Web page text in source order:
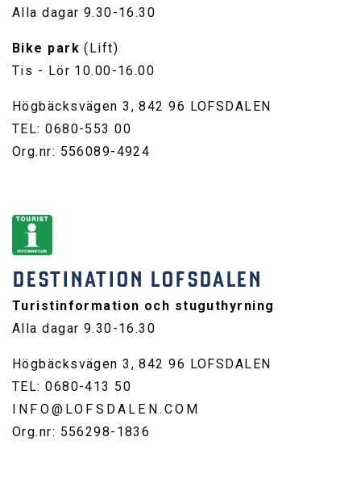
DESTINATION LOFSDALEN
Turistinformation och stuguthyrning
Alla dagar 9.30-16.30
Högbäcksvägen 3, 842 96 LOFSDALEN
TEL: 0680-413 50
INFO@LOFSDALEN.COM
Org.nr: 556298-1836
Alla dagar 9.30-16.30
Bike park (Lift)
Tis - Lör 10.00-16.00
Högbäcksvägen 3, 842 96 LOFSDALEN
TEL: 0680-553 00
Org.nr: 556089-4924